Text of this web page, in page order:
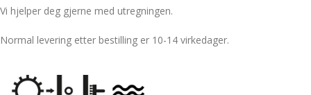
Vi hjelper deg gjerne med utregningen.
Normal levering etter bestilling er 10-14 virkedager.